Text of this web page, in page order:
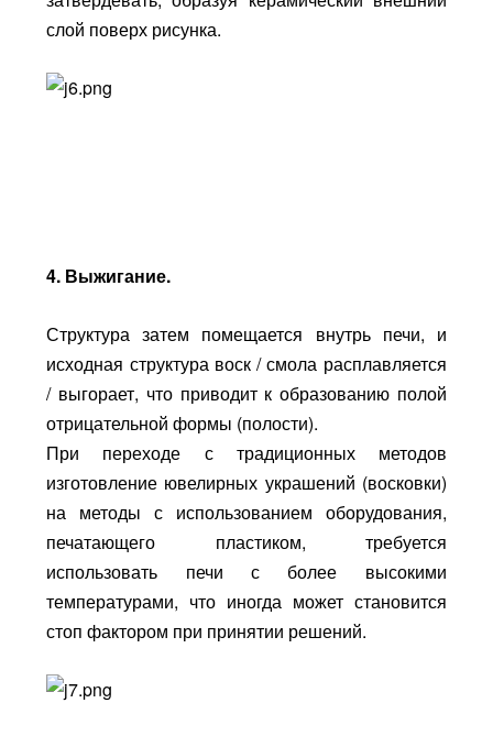
слой поверх рисунка.
4. Выжигание.
Структура затем помещается внутрь печи, и
исходная структура воск / смола расплавляется
/ выгорает, что приводит к образованию полой
отрицательной формы (полости).
При переходе с традиционных методов
изготовление ювелирных украшений (восковки)
на методы с использованием оборудования,
печатающего пластиком, требуется
использовать печи с более высокими
температурами, что иногда может становится
стоп фактором при принятии решений.